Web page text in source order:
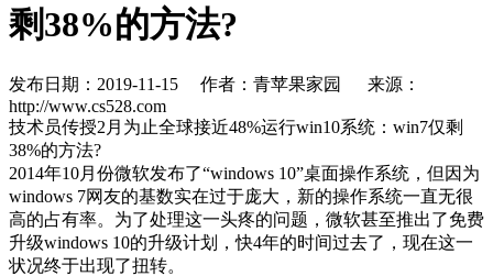
剩38%的方法?
发布日期：2019-11-15 作者：青苹果家园
来源：
http://www.cs528.com
技术员传授2月为止全球接近48%运行win10系统：win7仅剩
38%的方法?
2014年10月份微软发布了“windows 10”桌面操作系统，但因为
windows 7网友的基数实在过于庞大，新的操作系统一直无很
高的占有率。为了处理这一头疼的问题，微软甚至推出了免费
升级windows 10的升级计划，快4年的时间过去了，现在这一
状况终于出现了扭转。